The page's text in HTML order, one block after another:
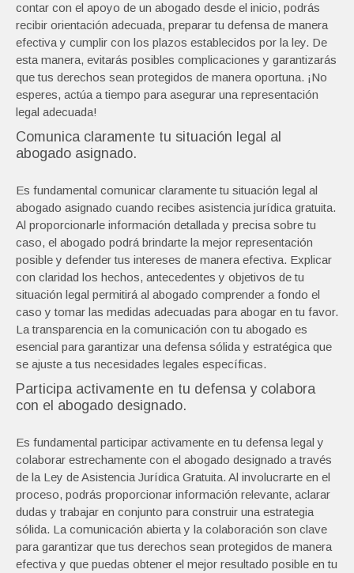
contar con el apoyo de un abogado desde el inicio, podrás
recibir orientación adecuada, preparar tu defensa de manera
efectiva y cumplir con los plazos establecidos por la ley. De
esta manera, evitarás posibles complicaciones y garantizarás
que tus derechos sean protegidos de manera oportuna. ¡No
esperes, actúa a tiempo para asegurar una representación
legal adecuada!
Comunica claramente tu situación legal al
abogado asignado.
Es fundamental comunicar claramente tu situación legal al
abogado asignado cuando recibes asistencia jurídica gratuita.
Al proporcionarle información detallada y precisa sobre tu
caso, el abogado podrá brindarte la mejor representación
posible y defender tus intereses de manera efectiva. Explicar
con claridad los hechos, antecedentes y objetivos de tu
situación legal permitirá al abogado comprender a fondo el
caso y tomar las medidas adecuadas para abogar en tu favor.
La transparencia en la comunicación con tu abogado es
esencial para garantizar una defensa sólida y estratégica que
se ajuste a tus necesidades legales específicas.
Participa activamente en tu defensa y colabora
con el abogado designado.
Es fundamental participar activamente en tu defensa legal y
colaborar estrechamente con el abogado designado a través
de la Ley de Asistencia Jurídica Gratuita. Al involucrarte en el
proceso, podrás proporcionar información relevante, aclarar
dudas y trabajar en conjunto para construir una estrategia
sólida. La comunicación abierta y la colaboración son clave
para garantizar que tus derechos sean protegidos de manera
efectiva y que puedas obtener el mejor resultado posible en tu